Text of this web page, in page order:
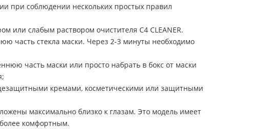
при соблюдении нескольких простых правил
или слабым раствором очистителя C4 CLEANER.
часть стекла маски. Через 2-3 минуты необходимо
часть маски или просто набрать в бокс от маски
кремами, косметическими или защитными
максимально близко к глазам. Это модель имеет
комфортным.